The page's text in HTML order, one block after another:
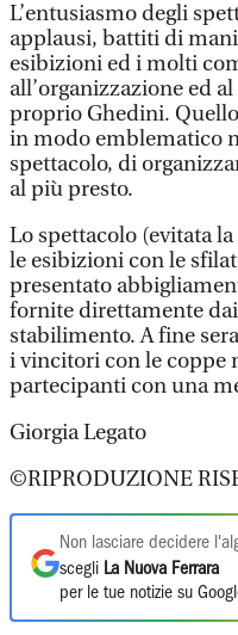
L’entusiasmo degli
applausi, battiti di
esibizioni ed i molti
all’organizzazione ed
proprio Ghedini.
in modo emblematico
spettacolo, di
al più presto.
Lo spettacolo (evitata
le esibizioni con le
presentato
fornite direttamente
stabilimento. A fine
i vincitori con le coppe
partecipanti con una
Giorgia Legato
©RIPRODUZIONE
Non lasciare decidere
scegli La Nuova Ferrara
per le tue notizie su